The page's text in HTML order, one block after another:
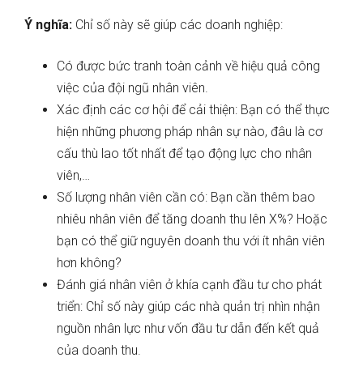
Ý nghĩa: Chỉ số này sẽ giúp các doanh nghiệp:
Có được bức tranh toàn cảnh về hiệu quả công
việc của đội ngũ nhân viên.
Xác định các cơ hội để cải thiện: Bạn có thể thực
hiện những phương pháp nhân sự nào, đâu là cơ
cấu thù lao tốt nhất để tạo động lực cho nhân
viên,…
Số lượng nhân viên cần có: Bạn cần thêm bao
nhiêu nhân viên để tăng doanh thu lên X%? Hoặc
bạn có thể giữ nguyên doanh thu với ít nhân viên
hơn không?
Đánh giá nhân viên ở khía cạnh đầu tư cho phát
triển: Chỉ số này giúp các nhà quản trị nhìn nhận
nguồn nhân lực như vốn đầu tư dẫn đến kết quả
của doanh thu.